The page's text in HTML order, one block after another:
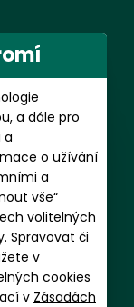
servis
a dále pro
a
o užívání
a
vše“
volitelných
Spravovat či
v
cookies
v Zásadách